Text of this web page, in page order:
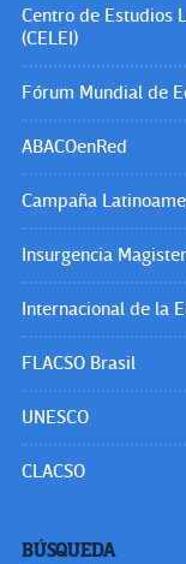
Centro de Estudios
(CELEI)
Fórum Mundial de
ABACOenRed
Campaña
Insurgencia
Internacional de la
FLACSO Brasil
UNESCO
CLACSO
BÚSQUEDA